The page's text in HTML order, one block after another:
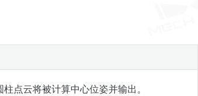
点云将被计算中心位姿并输出。